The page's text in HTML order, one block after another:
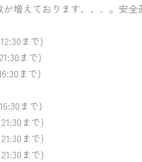
増えております、、、。安
まで)
まで)
まで)
まで)
まで)
まで)
まで)